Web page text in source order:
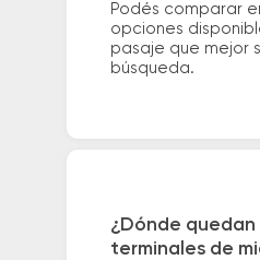
Podés comparar
opciones
pasaje que mejor
búsqueda.
¿Dónde quedan
terminales de